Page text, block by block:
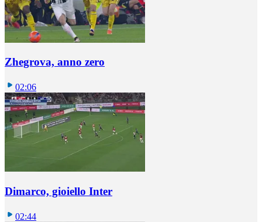
Zhegrova, anno zero
02:06
Dimarco, gioiello Inter
02:44